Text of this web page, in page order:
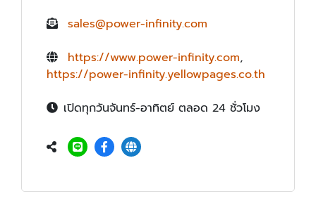
sales@power-infinity.com
https://www.power-infinity.com,
https://power-infinity.yellowpages.co.th
เปิดทุกวันจันทร์-อาทิตย์ ตลอด 24 ชั่วโมง